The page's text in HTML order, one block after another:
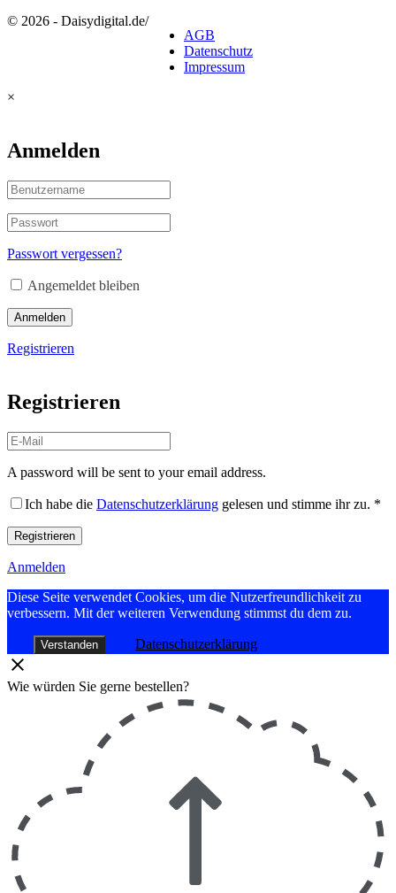
© 2026 - Daisydigital.de/
AGB
Datenschutz
Impressum
×
Anmelden
Passwort vergessen?
Angemeldet bleiben
Anmelden
Registrieren
Registrieren
A password will be sent to your email address.
Ich habe die Datenschutzerklärung gelesen und stimme ihr zu. *
Registrieren
Anmelden
Diese Seite verwendet Cookies, um die Nutzerfreundlichkeit zu
verbessern. Mit der weiteren Verwendung stimmst du dem zu.
Verstanden Datenschutzerklärung
Wie würden Sie gerne bestellen?